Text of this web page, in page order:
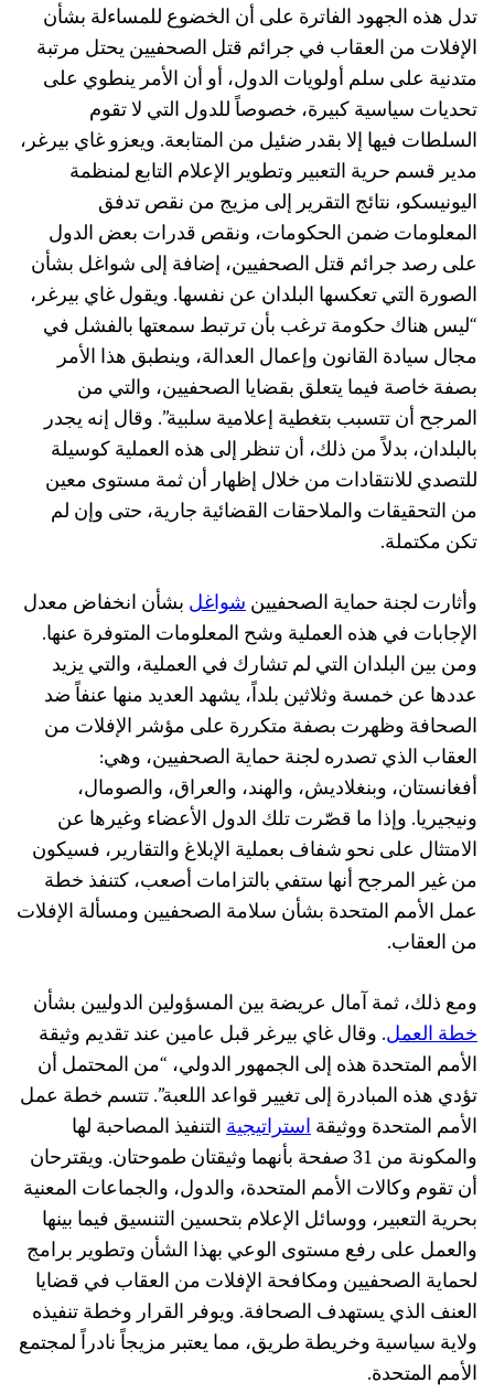
تدل هذه الجهود الفاترة على أن الخضوع للمساءلة بشأن
الإفلات من العقاب في جرائم قتل الصحفيين يحتل مرتبة
متدنية على سلم أولويات الدول، أو أن الأمر ينطوي على
تحديات سياسية كبيرة، خصوصاً للدول التي لا تقوم
السلطات فيها إلا بقدر ضئيل من المتابعة. ويعزو غاي بيرغر،
مدير قسم حرية التعبير وتطوير الإعلام التابع لمنظمة
اليونيسكو، نتائج التقرير إلى مزيج من نقص تدفق
المعلومات ضمن الحكومات، ونقص قدرات بعض الدول
على رصد جرائم قتل الصحفيين، إضافة إلى شواغل بشأن
الصورة التي تعكسها البلدان عن نفسها. ويقول غاي بيرغر،
“ليس هناك حكومة ترغب بأن ترتبط سمعتها بالفشل في
مجال سيادة القانون وإعمال العدالة، وينطبق هذا الأمر
بصفة خاصة فيما يتعلق بقضايا الصحفيين، والتي من
المرجح أن تتسبب بتغطية إعلامية سلبية”. وقال إنه يجدر
بالبلدان، بدلاً من ذلك، أن تنظر إلى هذه العملية كوسيلة
للتصدي للانتقادات من خلال إظهار أن ثمة مستوى معين
من التحقيقات والملاحقات القضائية جارية، حتى وإن لم
تكن مكتملة.
وأثارت لجنة حماية الصحفيينشواغل بشأن انخفاض معدل
الإجابات في هذه العملية وشح المعلومات المتوفرة عنها.
ومن بين البلدان التي لم تشارك في العملية، والتي يزيد
عددها عن خمسة وثلاثين بلداً، يشهد العديد منها عنفاً ضد
الصحافة وظهرت بصفة متكررة على مؤشر الإفلات من
العقاب الذي تصدره لجنة حماية الصحفيين، وهي:
أفغانستان، وبنغلاديش، والهند، والعراق، والصومال،
ونيجيريا. وإذا ما قصّرت تلك الدول الأعضاء وغيرها عن
الامتثال على نحو شفاف بعملية الإبلاغ والتقارير، فسيكون
من غير المرجح أنها ستفي بالتزامات أصعب، كتنفذ خطة
عمل الأمم المتحدة بشأن سلامة الصحفيين ومسألة الإفلات
من العقاب.
ومع ذلك، ثمة آمال عريضة بين المسؤولين الدوليين بشأن
خطة العمل. وقال غاي بيرغر قبل عامين عند تقديم وثيقة
الأمم المتحدة هذه إلى الجمهور الدولي، “من المحتمل أن
تؤدي هذه المبادرة إلى تغيير قواعد اللعبة”. تتسم خطة عمل
الأمم المتحدة ووثيقةاستراتيجيةالتنفيذ المصاحبة لها
والمكونة من 31 صفحة بأنهما وثيقتان طموحتان. ويقترحان
أن تقوم وكالات الأمم المتحدة، والدول، والجماعات المعنية
بحرية التعبير، ووسائل الإعلام بتحسين التنسيق فيما بينها
والعمل على رفع مستوى الوعي بهذا الشأن وتطوير برامج
لحماية الصحفيين ومكافحة الإفلات من العقاب في قضايا
العنف الذي يستهدف الصحافة. ويوفر القرار وخطة تنفيذه
ولاية سياسية وخريطة طريق، مما يعتبر مزيجاً نادراً لمجتمع
الأمم المتحدة.